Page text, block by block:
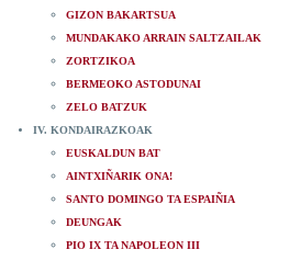
GIZON BAKARTSUA
MUNDAKAKO ARRAIN SALTZAILAK
ZORTZIKOA
BERMEOKO ASTODUNAI
ZELO BATZUK
IV. KONDAIRAZKOAK
EUSKALDUN BAT
AINTXIÑARIK ONA!
SANTO DOMINGO TA ESPAIÑIA
DEUNGAK
PIO IX TA NAPOLEON III